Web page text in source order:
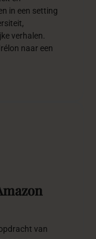
in een setting
verhalen.
naar een
van